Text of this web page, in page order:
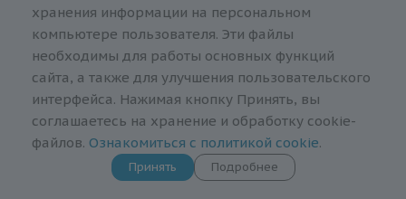
хранения информации на персональном
компьютере пользователя. Эти файлы
необходимы для работы основных функций
сайта, а также для улучшения пользовательского
интерфейса. Нажимая кнопку Принять, вы
соглашаетесь на хранение и обработку cookie-
файлов. Ознакомиться с политикой cookie.
Принять Подробнее